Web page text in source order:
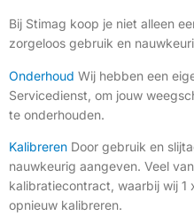
Bij Stimag koop je niet alleen
zorgeloos gebruik en
Onderhoud Wij hebben een
Servicedienst, om jouw
te onderhouden.
Kalibreren Door gebruik en
nauwkeurig aangeven. Veel
kalibratiecontract, waarbij wij 1
opnieuw kalibreren.